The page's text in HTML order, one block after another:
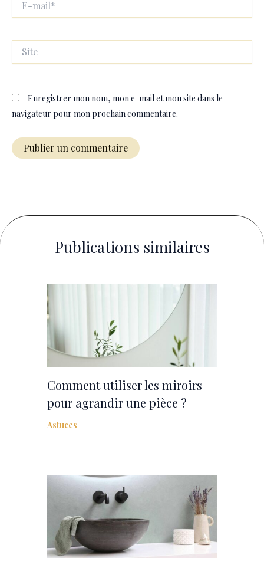
mail*
Enregistrer mon nom, mon e-mail et mon site dans le
navigateur pour mon prochain commentaire.
Publications similaires
Comment utiliser les miroirs
pour agrandir une pièce ?
Astuces